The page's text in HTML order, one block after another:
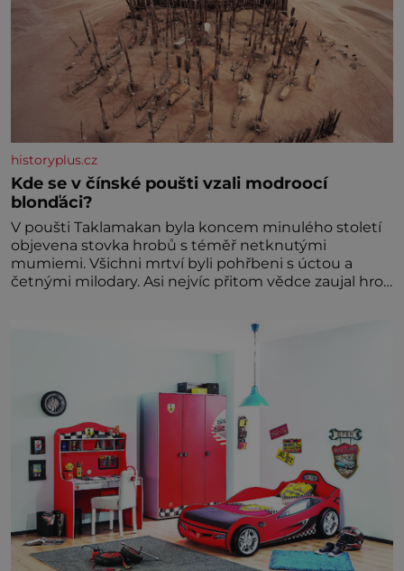
historyplus.cz
Kde se v čínské poušti vzali modroocí
blonďáci?
V poušti Taklamakan byla koncem minulého století
objevena stovka hrobů s téměř netknutými
mumiemi. Všichni mrtví byli pohřbeni s úctou a
četnými milodary. Asi nejvíc přitom vědce zaujal hrob
dávných lidí nesmírně dobře zachovalá, přičítají
odborníci zdejším klimatickým podmínkám. Sucho,